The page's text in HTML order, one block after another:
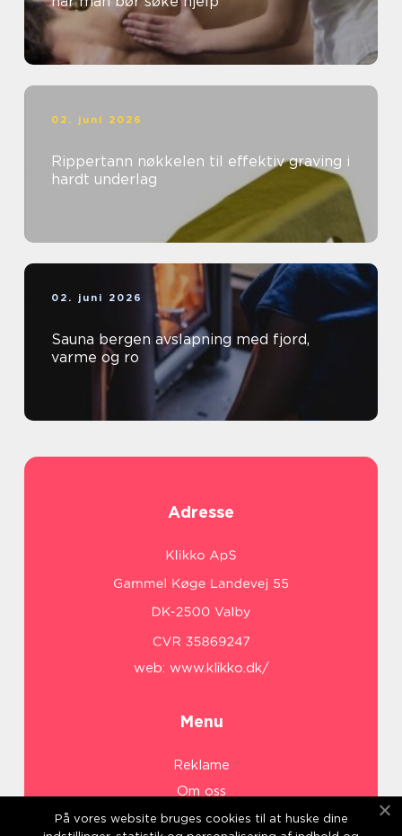
02. juni 2026
Rippertann nøkkelen til effektiv graving i
hardt underlag
02. juni 2026
Sauna bergen avslapning med fjord,
varme og ro
Adresse
web: www.klikko.dk/
Menu
Reklame
Om oss
Cookies
På vores website bruges cookies til at huske dine